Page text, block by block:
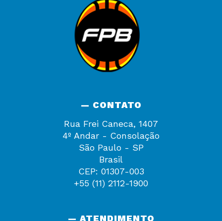
— CONTATO
Rua Frei Caneca, 1407
4º Andar - Consolação
São Paulo - SP
Brasil
CEP: 01307-003
+55 (11) 2112-1900
— ATENDIMENTO